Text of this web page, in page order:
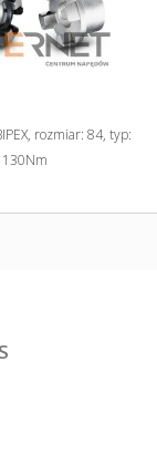
rozmiar: 84, typ:
130Nm